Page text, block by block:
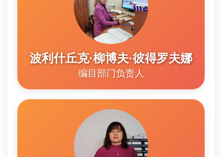
波利什丘克·柳博夫·彼得罗夫娜
编目部门负责人